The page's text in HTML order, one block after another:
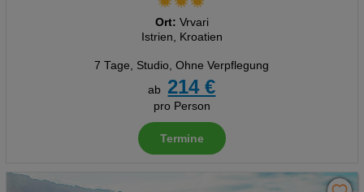
Ort: Vrvari
Istrien, Kroatien
7 Tage, Studio, Ohne Verpflegung
ab
214 €
pro Person
Termine